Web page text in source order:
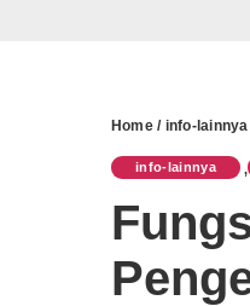
Home/ info-lainnya
info-lainnya ,